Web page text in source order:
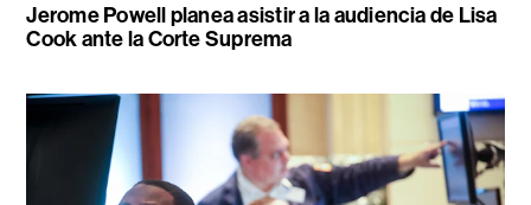
Jerome Powell planea asistir a la audiencia de Lisa
Cook ante la Corte Suprema